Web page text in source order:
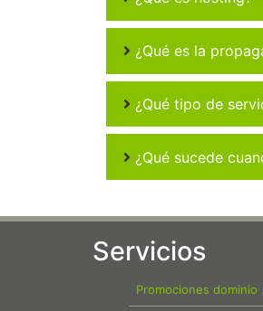
¿Qué es la
¿Qué tipo de
¿Qué sucede
Servicios
Promociones dominio